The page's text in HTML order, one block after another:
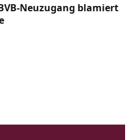
Neuzugang blamiert